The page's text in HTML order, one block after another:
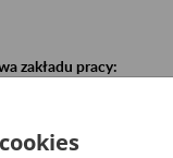
zakładu pracy: